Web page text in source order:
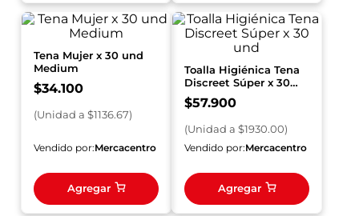
Tena Mujer x 30 und
Medium
$34.100
(Unidad a $1136.67)
Vendido por:Mercacentro
Agregar
Toalla Higiénica Tena
Discreet Súper x 30
und
$57.900
(Unidad a $1930.00)
Vendido por:Mercacentro
Agregar